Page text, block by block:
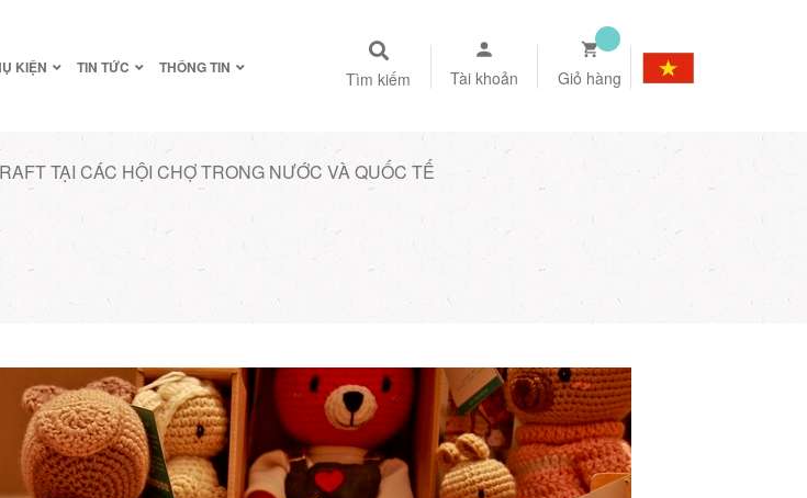
KIỆN TIN TỨC THÔNG TIN
Tìm kiếm Tài khoản Giỏ hàng
TẠI CÁC HỘI CHỢ TRONG NƯỚC VÀ QUỐC TẾ